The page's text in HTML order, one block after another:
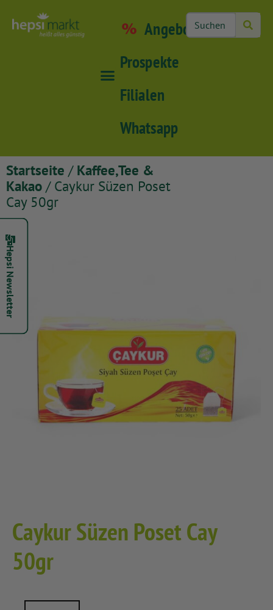
Hepsi Newsletter
Angebote
Prospekte
Filialen
Whatsapp
Startseite / Kaffee,Tee &
Kakao / Caykur Süzen Poset
Cay 50gr
Caykur Süzen Poset Cay
50gr